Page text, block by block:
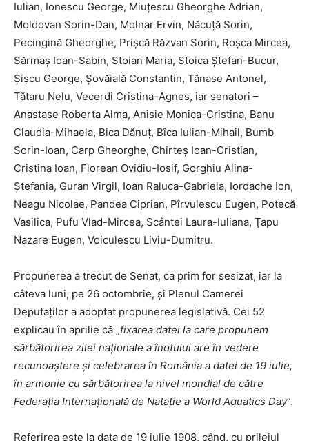
Iulian, Ionescu George, Miuţescu Gheorghe Adrian,
Moldovan Sorin-Dan, Molnar Ervin, Năcuţă Sorin,
Pecingină Gheorghe, Prişcă Răzvan Sorin, Roşca Mircea,
Sărmaş Ioan-Sabin, Stoian Maria, Stoica Ştefan-Bucur,
Şişcu George, Şovăială Constantin, Tănase Antonel,
Tătaru Nelu, Vecerdi Cristina-Agnes, iar senatori –
Anastase Roberta Alma, Anisie Monica-Cristina, Banu
Claudia-Mihaela, Bica Dănuţ, Bîca Iulian-Mihail, Bumb
Sorin-Ioan, Carp Gheorghe, Chirteş Ioan-Cristian,
Cristina Ioan, Florean Ovidiu-Iosif, Gorghiu Alina-
Ştefania, Guran Virgil, Ioan Raluca-Gabriela, Iordache Ion,
Neagu Nicolae, Pandea Ciprian, Pîrvulescu Eugen, Potecă
Vasilica, Pufu Vlad-Mircea, Scântei Laura-Iuliana, Ţapu
Nazare Eugen, Voiculescu Liviu-Dumitru.
Propunerea a trecut de Senat, ca prim for sesizat, iar la
câteva luni, pe 26 octombrie, și Plenul Camerei
Deputaților a adoptat propunerea legislativă. Cei 52
explicau în aprilie că „fixarea datei la care propunem
sărbătorirea zilei naţionale a înotului are în vedere
recunoaştere şi celebrarea în România a datei de 19 iulie,
în armonie cu sărbătorirea la nivel mondial de către
Federaţia Internaţională de Nataţie a World Aquatics Day”.
Referirea este la data de 19 iulie 1908, când, cu prilejul